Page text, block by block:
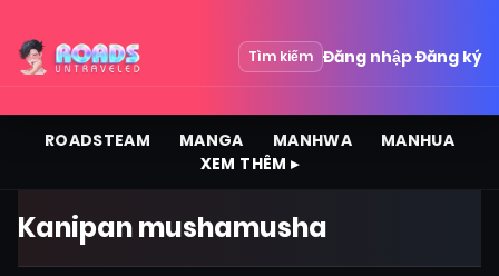
Tìm kiếm Đăng nhậpĐăng ký
ROADSTEAM MANGA MANHWA
MANHUA
XEM THÊM ▸
Kanipan mushamusha